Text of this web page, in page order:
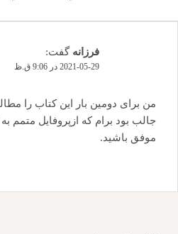
فرزانه گفت:
2021-05-29 در 9:06 ق.ظ
من برای دومین بار این کتاب را
جالب بود برام که ازپروفایل متمم
موفق باشید.